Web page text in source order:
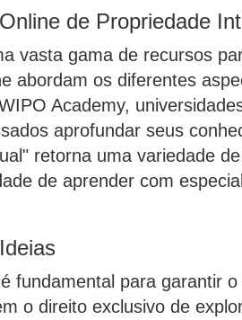
de Propriedade
vasta gama de recursos
abordam os diferentes
Academy,
aprofundar seus
retorna uma variedade
de aprender com
fundamental para garantir
o direito exclusivo de